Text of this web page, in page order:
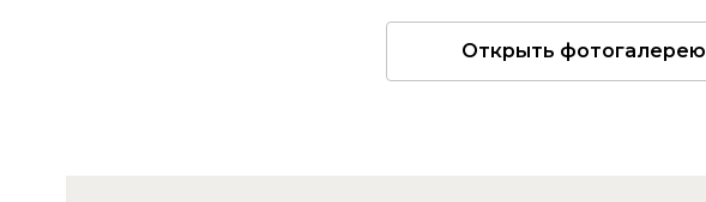
Открыть фотогалерею